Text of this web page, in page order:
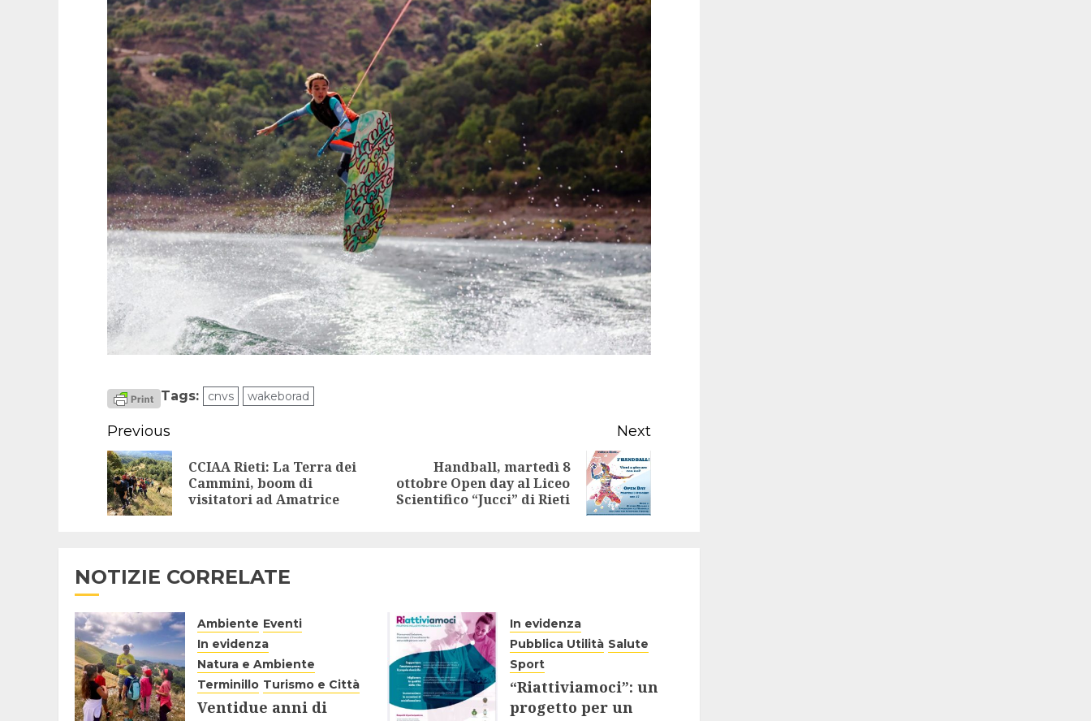
Tags: cnvs wakeborad
Continue
Reading
Previous
Previous
post:
CCIAA Rieti: La Terra dei
Cammini, boom di
visitatori ad Amatrice
Next
Next
post:
Handball, martedì 8
ottobre Open day al Liceo
Scientifico “Jucci” di Rieti
NOTIZIE CORRELATE
Ambiente Eventi
In evidenza
Natura e Ambiente
Terminillo Turismo e Città
Ventidue anni di
In evidenza
Pubblica Utilità Salute
Sport
“Riattiviamoci”: un
progetto per un